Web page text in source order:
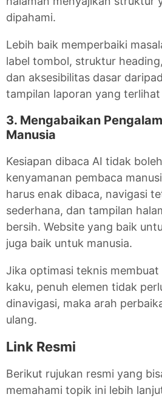
dipahami.
Lebih baik memperbaiki
label tombol, struktur
dan aksesibilitas dasar
tampilan laporan yang terlihat
3. Mengabaikan
Manusia
Kesiapan dibaca AI tidak
kenyamanan pembaca
harus enak dibaca, navigasi
sederhana, dan tampilan
bersih. Website yang baik
juga baik untuk manusia.
Jika optimasi teknis
kaku, penuh elemen tidak
dinavigasi, maka arah
ulang.
Link Resmi
Berikut rujukan resmi yang
memahami topik ini lebih